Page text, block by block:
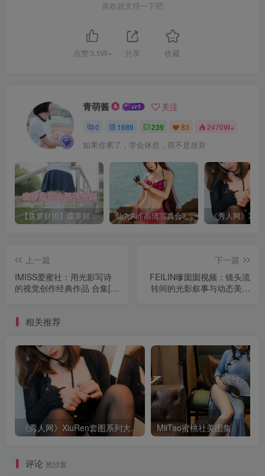
喜欢就支持一下吧
点赞 3.5W+ 分享 收藏
青萌酱 关注
0 1689 239 83 2470W+
如果你累了，学会休息，而不是放弃
【森萝财团】森萝财团系列福利原版无水印合集下载[与本站内容同步更新] 仙九Airi 高清写真合集[持续更新]
上一篇
IMISS爱蜜社：用光影写诗
的视觉创作经典作品 合集[持
下一篇
FEILIN嗲囡囡视频：镜头流
转间的光影叙事与动态美学
相关推荐
《秀人网》XiuRen套图系列大合集 经典稀有资源[持续更新] MiiTao蜜桃社美图集
评论 抢沙发